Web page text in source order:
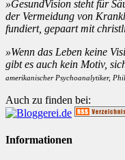
»GesundVision steht für
der Vermeidung von
fundiert, gepaart mit
»Wenn das Leben keine
gibt es auch kein Motiv,
amerikanischer Psychoanalytiker,
Auch zu finden bei:
Informationen